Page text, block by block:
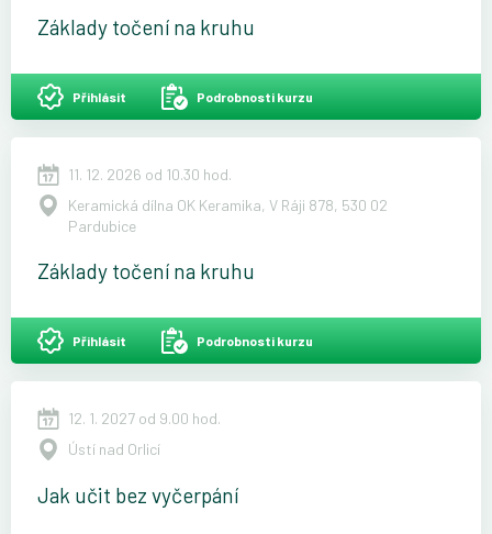
Základy točení na kruhu
Přihlásit Podrobnosti kurzu
11. 12. 2026 od 10.30 hod.
Keramická dílna OK Keramika, V Ráji 878, 530 02
Pardubice
Základy točení na kruhu
Přihlásit Podrobnosti kurzu
12. 1. 2027 od 9.00 hod.
Ústí nad Orlicí
Jak učit bez vyčerpání